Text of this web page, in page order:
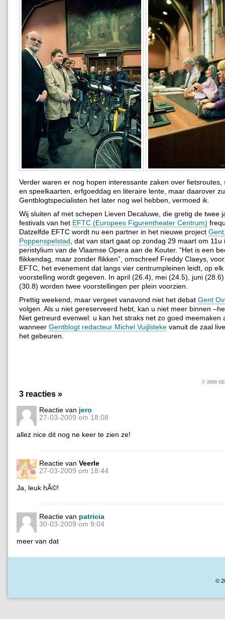
Verder waren er nog hopen interessante zaken over fietsroutes,
en speelkaarten, erfgoeddag en literaire lente, maar daarover
Gentblogtspecialisten het later nog wel hebben, vermoed ik.
Wij sluiten af met schepen Lieven Decaluwe, die gretig de twee
festivals van het EFTC (Europees Figurentheater Centrum)
Datzelfde EFTC wordt nu een partner in het nieuwe project
Poppenspelstad, dat van start gaat op zondag 29 maart om 11u
peristylium van de Vlaamse Opera aan de Kouter. “Het is een
flikkendag, maar zonder flikken”, omschreef Freddy Claeys,
EFTC, het evenement dat langs vier centrumpleinen leidt, op
voorstelling wordt gegeven. In april (26.4), mei (24.5), juni
(30.8) worden twee voorstellingen per plein voorzien.
Prettig weekend, maar vergeet vanavond niet het debat Gent
volgen. Als u niet gereserveerd hebt, kan u niet meer binnen
Niet getreurd evenwel: u kan het straks net zo goed meemaken
wanneer Gentblogt redacteur Michel Vuijlsteke vanuit de zaal
het gebeuren.
© 2009
3 reacties »
Reactie van jero
27-03-2009 om 18:08
allez nice dit nog ne keer te zien ze!
Reactie van Veerle
27-03-2009 om 18:44
Ja, leuk hÃ©!
Reactie van patricia
30-03-2009 om 9:04
meer van dat
©